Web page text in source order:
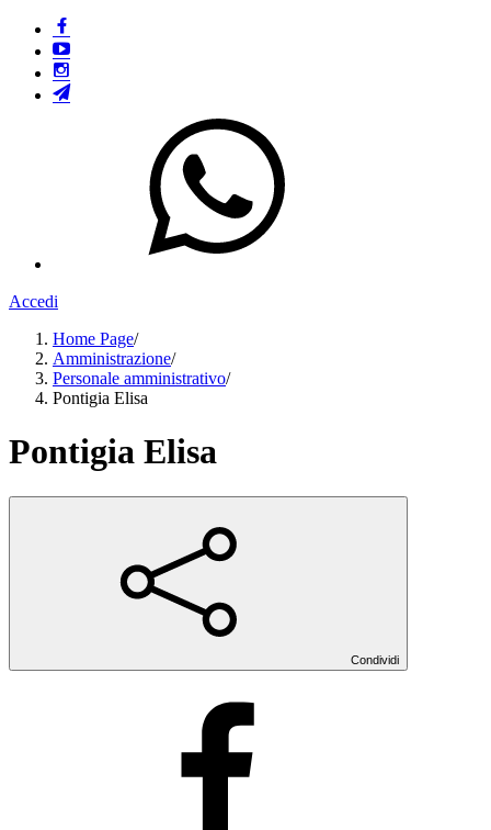
Accedi
Home Page/
Amministrazione/
Personale amministrativo/
Pontigia Elisa
Pontigia Elisa
Condividi